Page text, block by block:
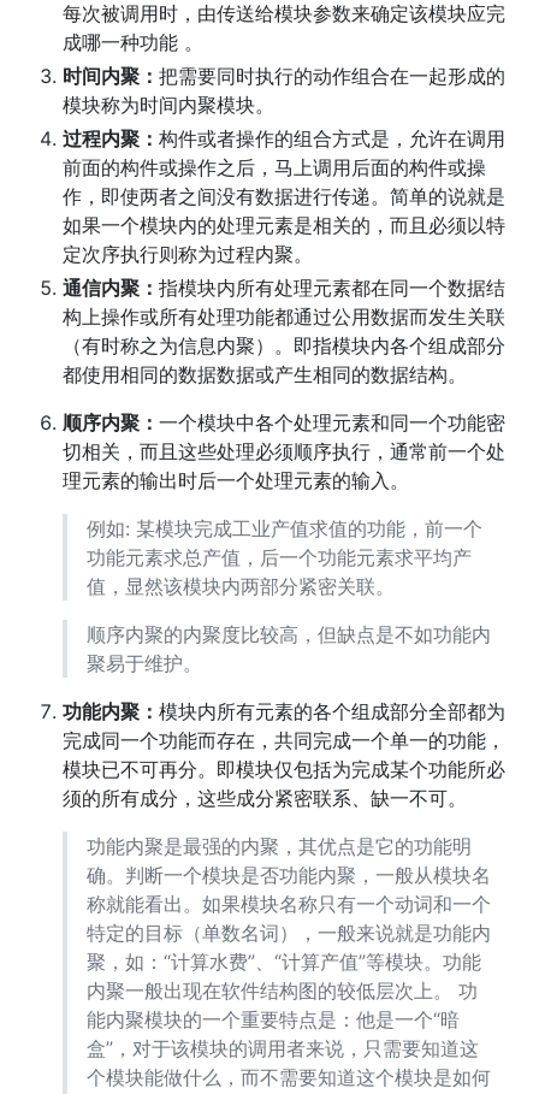
每次被调用时，由传送给模块参数来确定该模块应完
成哪一种功能 。
时间内聚： 把需要同时执行的动作组合在一起形成的
模块称为时间内聚模块。
过程内聚： 构件或者操作的组合方式是，允许在调用
前面的构件或操作之后，马上调用后面的构件或操
作，即使两者之间没有数据进行传递。简单的说就是
如果一个模块内的处理元素是相关的，而且必须以特
定次序执行则称为过程内聚。
通信内聚： 指模块内所有处理元素都在同一个数据结
构上操作或所有处理功能都通过公用数据而发生关联
（有时称之为信息内聚）。即指模块内各个组成部分
都使用相同的数据数据或产生相同的数据结构。
顺序内聚： 一个模块中各个处理元素和同一个功能密
切相关，而且这些处理必须顺序执行，通常前一个处
理元素的输出时后一个处理元素的输入。
例如: 某模块完成工业产值求值的功能，前一个
功能元素求总产值，后一个功能元素求平均产
值，显然该模块内两部分紧密关联。
顺序内聚的内聚度比较高，但缺点是不如功能内
聚易于维护。
功能内聚： 模块内所有元素的各个组成部分全部都为
完成同一个功能而存在，共同完成一个单一的功能，
模块已不可再分。即模块仅包括为完成某个功能所必
须的所有成分，这些成分紧密联系、缺一不可。
功能内聚是最强的内聚，其优点是它的功能明
确。判断一个模块是否功能内聚，一般从模块名
称就能看出。如果模块名称只有一个动词和一个
特定的目标（单数名词），一般来说就是功能内
聚，如：“计算水费”、“计算产值”等模块。功能
内聚一般出现在软件结构图的较低层次上。 功
能内聚模块的一个重要特点是：他是一个“暗
盒”，对于该模块的调用者来说，只需要知道这
个模块能做什么，而不需要知道这个模块是如何